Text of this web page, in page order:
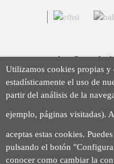
Arç
Casp
Utilizamos cookies propias y
estadísticamente el uso de
partir del análisis de la
ejemplo, páginas visitadas).
aceptas estas cookies.
pulsando el botón
conocer como cambiar la